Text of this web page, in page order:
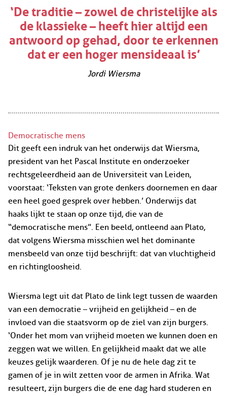
‘De traditie – zowel de christelijke als
de klassieke – heeft hier altijd een
antwoord op gehad, door te erkennen
dat er een hoger mensideaal is’
Jordi Wiersma
Democratische mens
Dit geeft een indruk van het onderwijs dat Wiersma,
president van het Pascal Institute en onderzoeker
rechtsgeleerdheid aan de Universiteit van Leiden,
voorstaat: ‘Teksten van grote denkers doornemen en daar
een heel goed gesprek over hebben.’ Onderwijs dat
haaks lijkt te staan op onze tijd, die van de
“democratische mens”. Een beeld, ontleend aan Plato,
dat volgens Wiersma misschien wel het dominante
mensbeeld van onze tijd beschrijft: dat van vluchtigheid
en richtingloosheid.
Wiersma legt uit dat Plato de link legt tussen de waarden
van een democratie – vrijheid en gelijkheid – en de
invloed van die staatsvorm op de ziel van zijn burgers.
‘Onder het mom van vrijheid moeten we kunnen doen en
zeggen wat we willen. En gelijkheid maakt dat we alle
keuzes gelijk waarderen. Of je nu de hele dag zit te
gamen of je in wilt zetten voor de armen in Afrika. Wat
resulteert, zijn burgers die de ene dag hard studeren en